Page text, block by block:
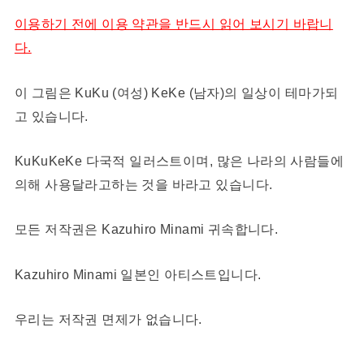
이용하기 전에 이용 약관을 반드시 읽어 보시기 바랍니
다.
이 그림은 KuKu (여성) KeKe (남자)의 일상이 테마가되
고 있습니다.
KuKuKeKe 다국적 일러스트이며, 많은 나라의 사람들에
의해 사용달라고하는 것을 바라고 있습니다.
모든 저작권은 Kazuhiro Minami 귀속합니다.
Kazuhiro Minami 일본인 아티스트입니다.
우리는 저작권 면제가 없습니다.